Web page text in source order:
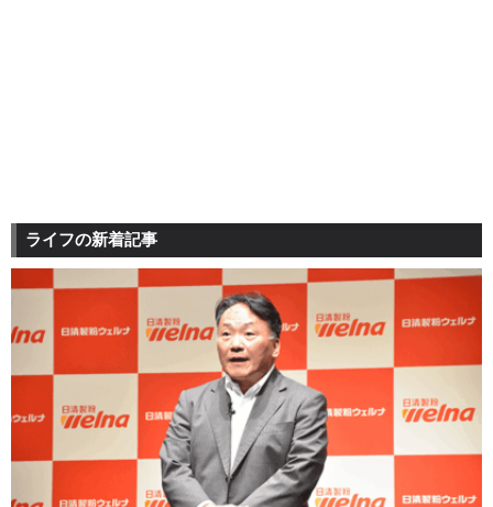
ライフの新着記事